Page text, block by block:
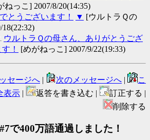
ねっこ] 2007/8/20(14:35)
とうございます！ ▼ [ウルトラＱの
18(22:32)
ウルトラＱの母さん、ありがとうござ
！
[めがねっこ] 2007/9/22(19:33)
セージへ | 次のメッセージへ |
こ
表示 | 返答を書き込む |
訂正する |
削除する
で400万語通過しました！